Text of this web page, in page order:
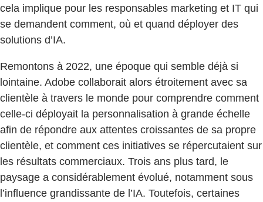
cela implique pour les responsables marketing et IT qui
se demandent comment, où et quand déployer des
solutions d’IA.
Remontons à 2022, une époque qui semble déjà si
lointaine. Adobe collaborait alors étroitement avec sa
clientèle à travers le monde pour comprendre comment
celle-ci déployait la personnalisation à grande échelle
afin de répondre aux attentes croissantes de sa propre
clientèle, et comment ces initiatives se répercutaient sur
les résultats commerciaux. Trois ans plus tard, le
paysage a considérablement évolué, notamment sous
l’influence grandissante de l’IA. Toutefois, certaines